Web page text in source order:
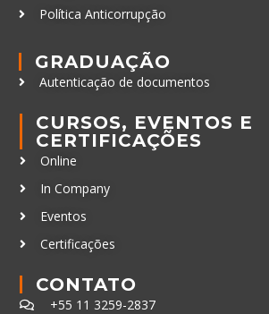
Política Anticorrupção
GRADUAÇÃO
Autenticação de documentos
CURSOS, EVENTOS E
CERTIFICAÇÕES
Online
In Company
Eventos
Certificações
CONTATO
+55 11 3259-2837